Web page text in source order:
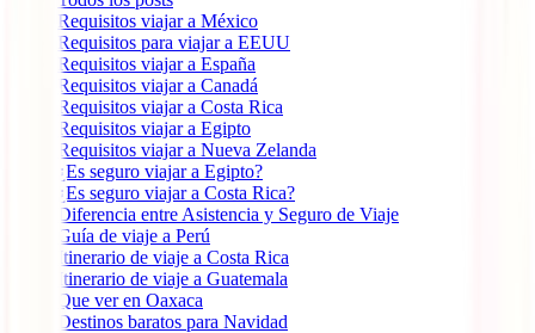
Requisitos viajar a México
Requisitos para viajar a EEUU
Requisitos viajar a España
Requisitos viajar a Canadá
Requisitos viajar a Costa Rica
Requisitos viajar a Egipto
Requisitos viajar a Nueva Zelanda
¿Es seguro viajar a Egipto?
¿Es seguro viajar a Costa Rica?
Diferencia entre Asistencia y Seguro de Viaje
Guía de viaje a Perú
Itinerario de viaje a Costa Rica
Itinerario de viaje a Guatemala
Que ver en Oaxaca
Destinos baratos para Navidad